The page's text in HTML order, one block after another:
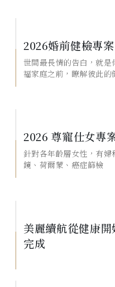
2026婚前健檢專案
世間最長情的告白，就
福家庭之前，瞭解彼此的
2026 尊寵仕女專
針對各年齡層女性，有
鏡、荷爾蒙、癌症篩檢
美麗續航從健康
完成